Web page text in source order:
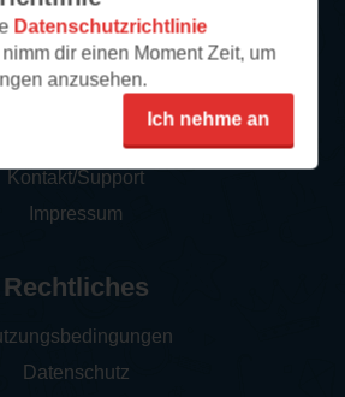
Datenschutzrichtlinie
dir einen Moment Zeit, um
anzusehen.
Ich nehme an
Service
So funktioniert‘s
abonnieren
Kontakt/Support
Impressum
Rechtliches
Datenschutz